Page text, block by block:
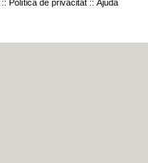
:: Política de privacitat :: Ajuda